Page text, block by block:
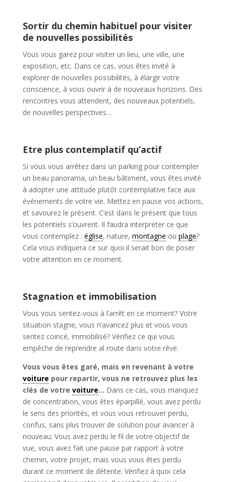
Sortir du chemin habituel pour visiter
de nouvelles possibilités
Vous vous garez pour visiter un lieu, une ville, une
exposition, etc. Dans ce cas, vous êtes invité à
explorer de nouvelles possibilités, à élargir votre
conscience, à vous ouvrir à de nouveaux horizons. Des
rencontres vous attendent, des nouveaux potentiels,
de nouvelles perspectives…
Etre plus contemplatif qu’actif
Si vous vous arrêtez dans un parking pour contempler
un beau panorama, un beau bâtiment, vous êtes invité
à adopter une attitude plutôt contemplative face aux
événements de votre vie. Mettez en pause vos actions,
et savourez le présent. C’est dans le présent que tous
les potentiels s’ouvrent. Il faudra interpréter ce que
vous contemplez : église, nature, montagne ou plage?
Cela vous indiquera ce sur quoi il serait bon de poser
votre attention en ce moment.
Stagnation et immobilisation
Vous vous sentez-vous à l’arrêt en ce moment? Votre
situation stagne, vous n’avancez plus et vous vous
sentez coincé, immobilisé? Vérifiez ce qui vous
empêche de reprendre al route dans votre rêve.
Vous vous êtes garé, mais en revenant à votre
voiture pour repartir, vous ne retrouvez plus les
clés de votre voiture… Dans ce cas, vous manquez
de concentration, vous êtes éparpillé, vous avez perdu
le sens des priorités, et vous vous retrouver perdu,
confus, sans plus trouver de solution pour avancer à
nouveau; Vous avez perdu le fil de votre objectif de
vue, vous avez fait une pause par rapport à votre
chemin, votre projet, mais vous vous êtes perdu
durant ce moment de détente. Vérifiez à quoi cela